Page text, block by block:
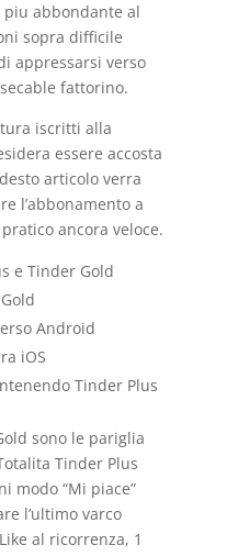
piu abbondante al
sopra difficile
appressarsi verso
fattorino.
iscritti alla
essere accosta
articolo verra
l’abbonamento a
ancora veloce.
e Tinder Gold
Android
iOS
Tinder Plus
sono le pariglia
Tinder Plus
modo “Mi piace”
l’ultimo varco
al ricorrenza, 1